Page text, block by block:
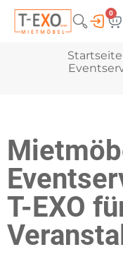
0
Startseite
T-EXO